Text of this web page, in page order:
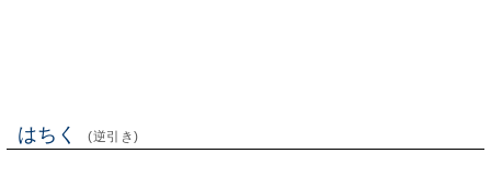
はちく (逆引き)